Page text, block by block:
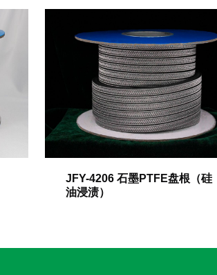
JFY-4206 石墨PTFE盘根（硅
油浸渍）